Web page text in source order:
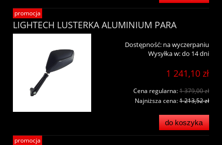
LIGHTECH LUSTERKA ALUMINIUM PARA
Dostępność: na wyczerpaniu
Wysyłka w:do 14 dni
1 241,10 zł
Cena regularna:1 379,00 zł
Najniższa cena:1 213,52 zł
do koszyka
promocja
promocja